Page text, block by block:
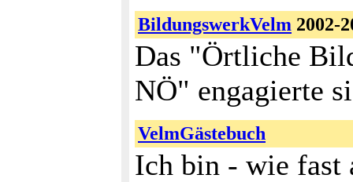
BildungswerkVelm 2002-
Das "Örtliche
NÖ" engagierte
VelmGästebuch
Ich bin - wie fast